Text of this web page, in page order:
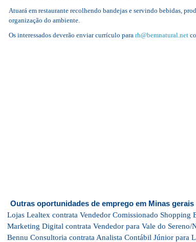
Atuará em restaurante recolhendo bandejas e servindo bebidas,
organização do ambiente.
Os interessados deverão enviar currículo para rh@bemnatural.net
Outras oportunidades de emprego em Minas gerais
Lojas Lealtex contrata Vendedor Comissionado Shopping
Marketing Digital contrata Vendedor para Vale do
Bennu Consultoria contrata Analista Contábil Júnior para